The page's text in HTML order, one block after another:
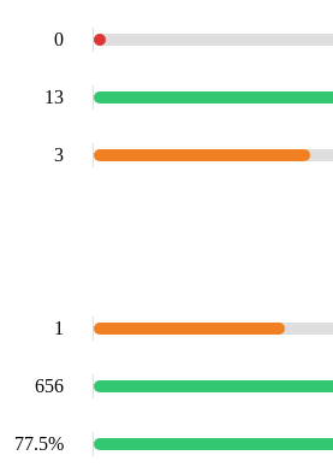
0
13
3
1
656
77.5%